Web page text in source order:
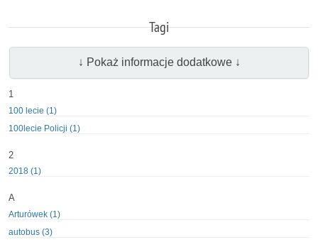
Tagi
↓ Pokaż informacje dodatkowe ↓
1
100 lecie (1)
100lecie Policji (1)
2
2018 (1)
A
Arturówek (1)
autobus (3)